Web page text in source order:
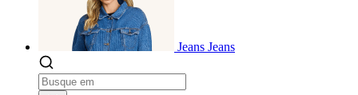
Jeans Jeans